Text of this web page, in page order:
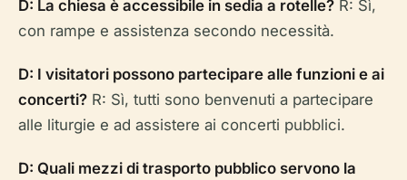
D: La chiesa è accessibile in sedia a rotelle? R: Sì,
con rampe e assistenza secondo necessità.
D: I visitatori possono partecipare alle funzioni e ai
concerti? R: Sì, tutti sono benvenuti a partecipare
alle liturgie e ad assistere ai concerti pubblici.
D: Quali mezzi di trasporto pubblico servono la